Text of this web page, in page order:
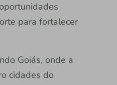
para fortalecer
Goiás, onde a
cidades do